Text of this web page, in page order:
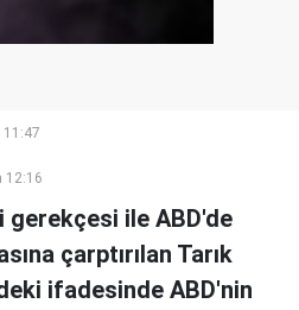
11:47
12:16
ile ABD'de
çarptırılan Tarık
ifadesinde ABD'nin